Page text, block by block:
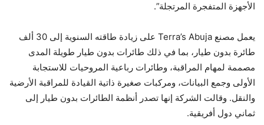
الأجهزة المتفجرة المرتجلة”.
يعمل مصنع Terra’s Abuja على زيادة طاقته السنوية إلى 30 ألف
طائرة بدون طيار، بما في ذلك طائرات بدون طيار طويلة المدى
مصممة لمهام المراقبة، وطائرات رباعية المروحيات للاستجابة
الأولى وجمع البيانات، ومركبات صغيرة ذاتية القيادة للمراقبة الأرضية
والنقل. وقالت الشركة إنها تصدر أنظمة الطائرات بدون طيار إلى
ثماني دول أفريقية.